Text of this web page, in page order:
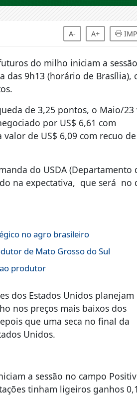
A- A+
do milho iniciam a
das 9h13 (horário de Brasília),
de 3,25 pontos, o Maio/23
por US$ 6,61 com
de US$ 6,09 com recuo
do USDA (Departamento
na expectativa, que será no
no agro brasileiro
de Mato Grosso do Sul
produtor
dos Estados Unidos planejam
nos preços mais baixos dos
que uma seca no final da
Unidos.
a sessão no campo
tinham ligeiros ganhos